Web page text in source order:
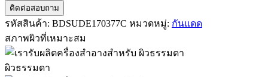
ติดต่อสอบถาม
รหัสสินค้า: BDSUDE170377C หมวดหมู่: กันแดด
สภาพผิวที่เหมาะสม
ผิวธรรมดา